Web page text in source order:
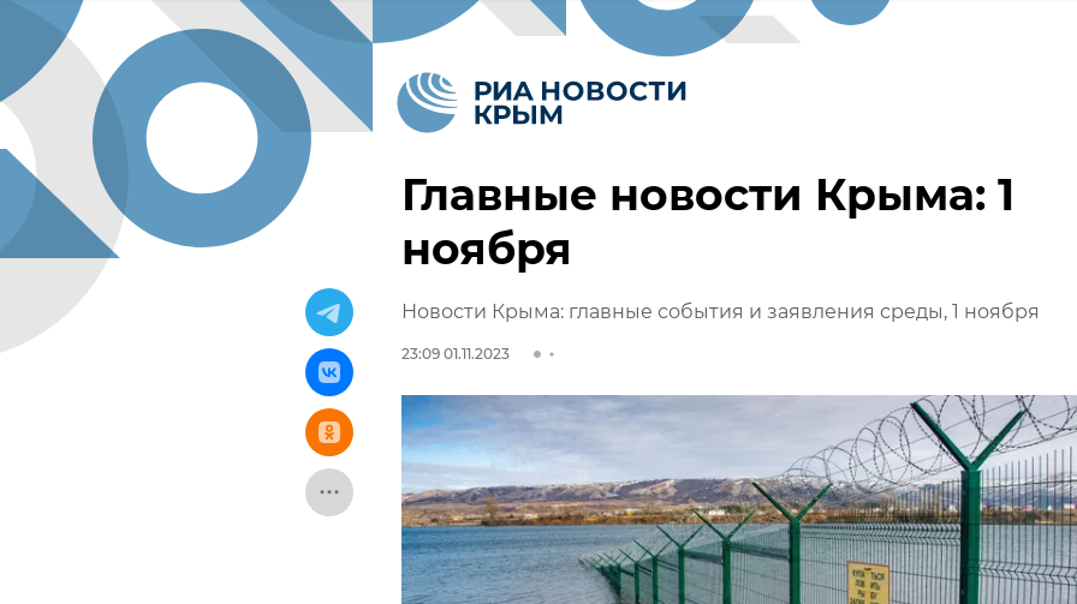
Главные новости Крыма: 1
ноября
Новости Крыма: главные события и заявления среды, 1 ноября
23:09 01.11.2023